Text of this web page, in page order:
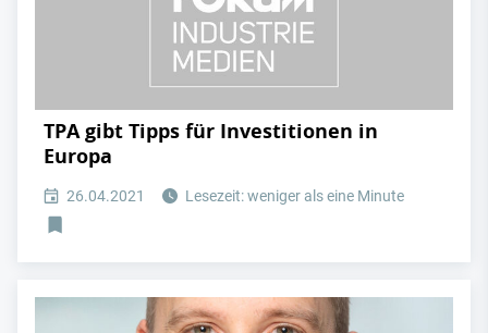
TPA gibt Tipps für Investitionen in
Europa
26.04.2021 Lesezeit: weniger als eine Minute